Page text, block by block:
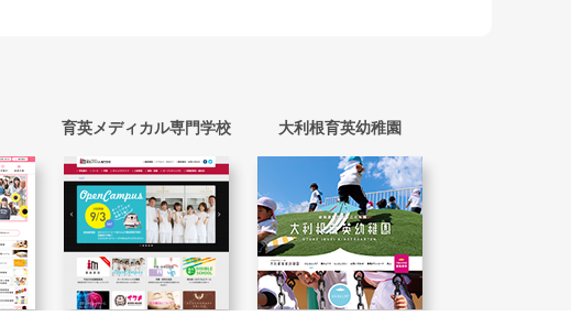
育英メディカル専門学校 大利根育英幼稚園